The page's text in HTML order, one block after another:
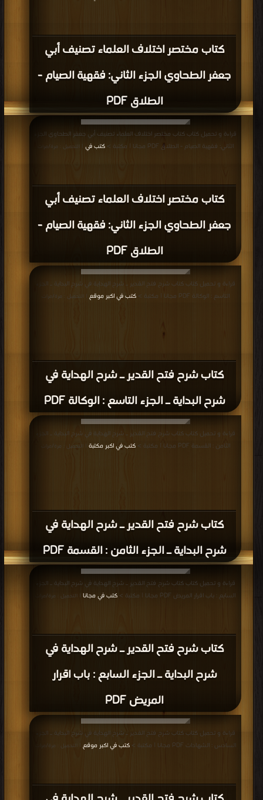
كتاب تحفة الملوك في مذهب الإمام أبي
حنيفة النعمان PDF
مجانا | مكتبة >كتب في اكبر مكتبة| التحميل : مرة/مرات
كتاب مجمع الأنهر في شرح ملتقى الأبحر
وبهامشه بدر المتقى شرح الملتقى PDF
شرح الملتقى PDF مجانا | مكتبة >
كتب في اكبر موقع| التحميل : مرة/مرات
كتاب تبيين الحقائق شرح كنز الدقائق
وبهامشه حاشية الشلبي PDF
قراءة و تحميل كتاب كتاب تبيين الحقائق شرح كنز الدقائق وبهامشه حاشية الشلبي
PDF مجانا | مكتبة >
كتب في مجانا| التحميل : مرة/مرات
كتاب النكت وهو شرح لزيادات الزيادات
كتب في مجانا| التحميل : مرة/مرات